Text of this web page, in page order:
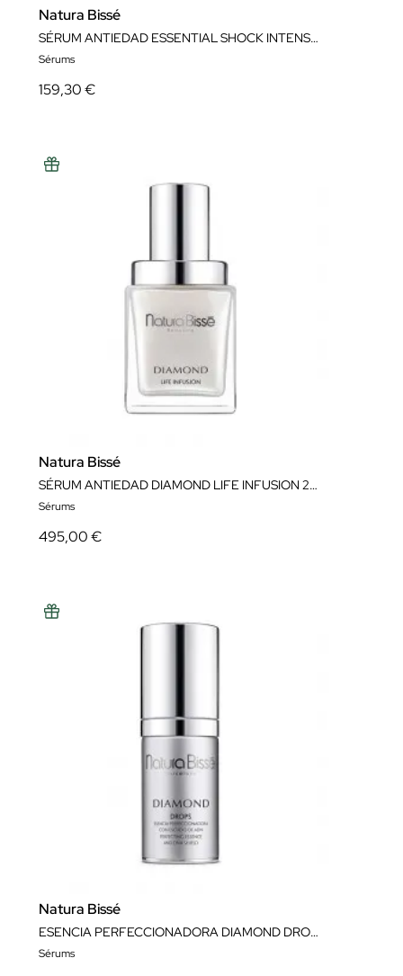
Natura Bissé
SÉRUM ANTIEDAD ESSENTIAL SHOCK INTENSE COMPLEX 30 ML NATURA BISSÉ
Sérums
159,30 €
Natura Bissé
SÉRUM ANTIEDAD DIAMOND LIFE INFUSION 25 ML NATURA BISSÉ
Sérums
495,00 €
Natura Bissé
ESENCIA PERFECCIONADORA DIAMOND DROPS 25 ML NATURA BISSÉ
Sérums